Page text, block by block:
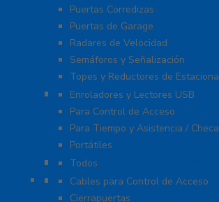
Puertas Corredizas
Puertas de Garage
Radares de Velocidad
Semáforos y Señalización
Topes y Reductores de
Biométricos
Enroladores y Lectores USB
Para Control de Acceso
Para Tiempo y Asistencia /
Portátiles
Administración de Hoteles
Todos
Accesorios
Cables para Control de Acceso
Cierrapuertas